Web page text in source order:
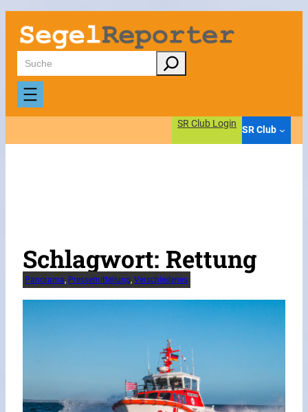
Zum
Inhalt
springen
Suchen
SR Club Login
SR Club
Schlagwort: Rettung
Panorama, Pressemitteilung, Verschiedenes